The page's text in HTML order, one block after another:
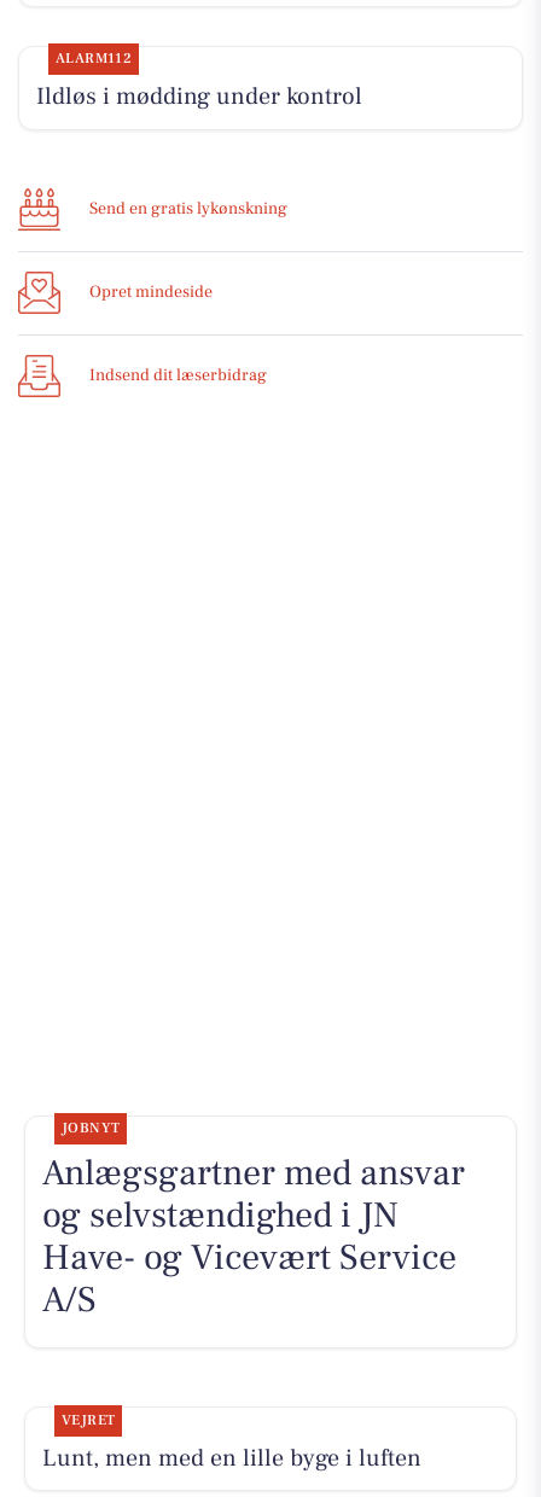
ALARM112
Ildløs i mødding under kontrol
Send en gratis lykønskning
Opret mindeside
Indsend dit læserbidrag
JOBNYT
Anlægsgartner med ansvar
og selvstændighed i JN
Have- og Vicevært Service
A/S
VEJRET
Lunt, men med en lille byge i luften